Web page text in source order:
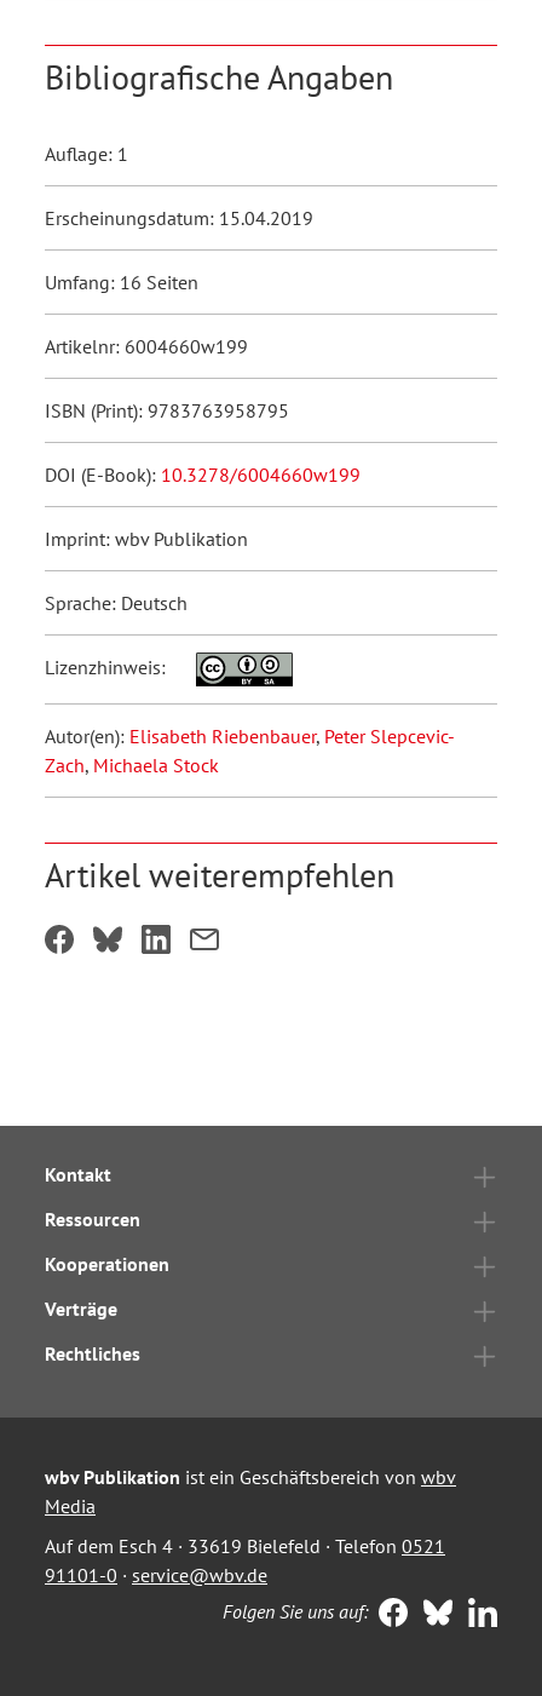
Bibliografische Angaben
Auflage: 1
Erscheinungsdatum: 15.04.2019
Umfang: 16 Seiten
Artikelnr: 6004660w199
ISBN (Print): 9783763958795
DOI (E-Book): 10.3278/6004660w199
Imprint: wbv Publikation
Sprache: Deutsch
Lizenzhinweis:
Autor(en): Elisabeth Riebenbauer, Peter Slepcevic-
Zach, Michaela Stock
Artikel weiterempfehlen
Kontakt
Ressourcen
Kooperationen
Verträge
Rechtliches
wbv Publikation ist ein Geschäftsbereich von wbv
Media
Auf dem Esch 4 · 33619 Bielefeld · Telefon 0521
91101-0 · service@wbv.de
Folgen Sie uns auf: